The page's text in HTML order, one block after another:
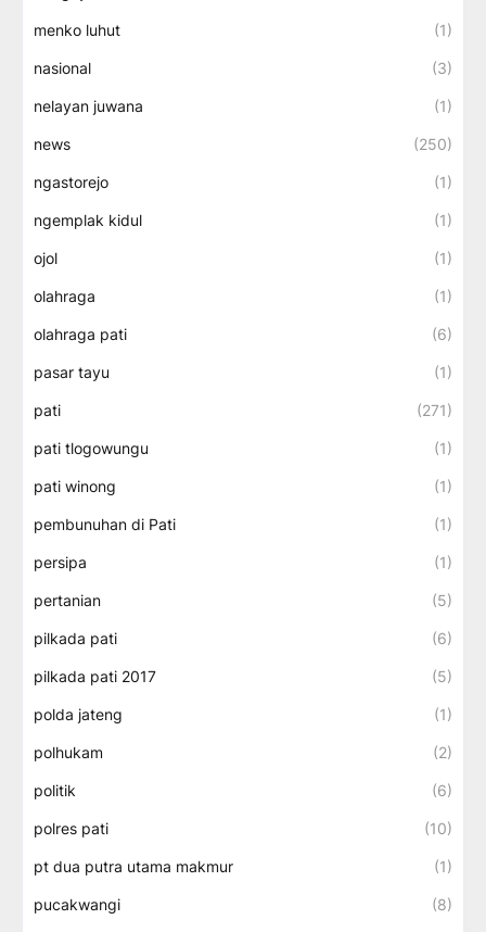
menko luhut (1)
nasional (3)
nelayan juwana (1)
news (250)
ngastorejo (1)
ngemplak kidul (1)
ojol (1)
olahraga (1)
olahraga pati (6)
pasar tayu (1)
pati (271)
pati tlogowungu (1)
pati winong (1)
pembunuhan di Pati (1)
persipa (1)
pertanian (5)
pilkada pati (6)
pilkada pati 2017 (5)
polda jateng (1)
polhukam (2)
politik (6)
polres pati (10)
pt dua putra utama makmur (1)
pucakwangi (8)